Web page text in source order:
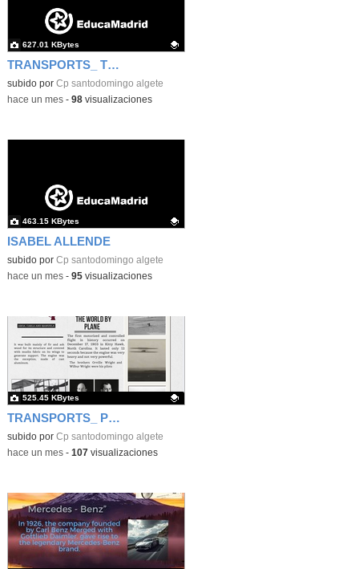
TRANSPORTS_ TIME TRAVEL
Contenido educativo.
subido por Cp santodomingo algete
627.01 KBytes
-hace un mes- 98visualizaciones
ISABEL ALLENDE
Contenido educativo.
subido por Cp santodomingo algete
463.15 KBytes
-hace un mes- 95visualizaciones
TRANSPORTS_ PLANE
Contenido educativo.
subido por Cp santodomingo algete
525.45 KBytes
-hace un mes- 107visualizaciones